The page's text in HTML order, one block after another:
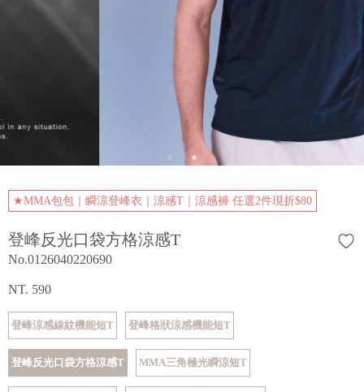
★MMA包包｜瞬涼登峰衣｜涼感T｜涼感褲 任選2件現折$80
登峰反光口袋方格涼感T
No.0126040220690
NT. 590
登峰涼感線紋機能短T 登峰格狀涼感機能短T
登峰反光口袋方格涼感T MMA三角極光瞬涼短T